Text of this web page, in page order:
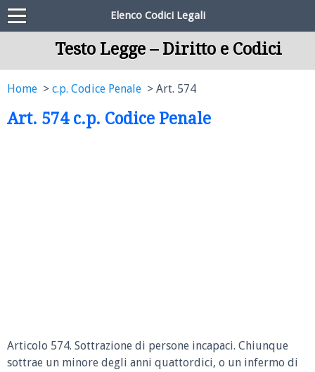
Elenco Codici Legali
Testo Legge – Diritto e Codici
Home c.p. Codice Penale Art. 574
Art. 574 c.p. Codice Penale
Articolo 574. Sottrazione di persone incapaci. Chiunque
sottrae un minore degli anni quattordici, o un infermo di